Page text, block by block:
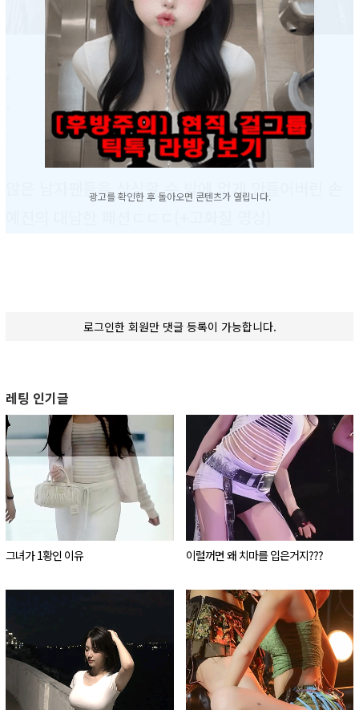
많은 남자팬들을 상상할 수 밖에 없게 만들어버린 손
광고를 확인한 후 돌아오면 콘텐츠가 열립니다.
로그인한 회원만 댓글 등록이 가능합니다.
레팅 인기글
그녀가 1황인 이유 이럴꺼면 왜 치마를 입은거지???